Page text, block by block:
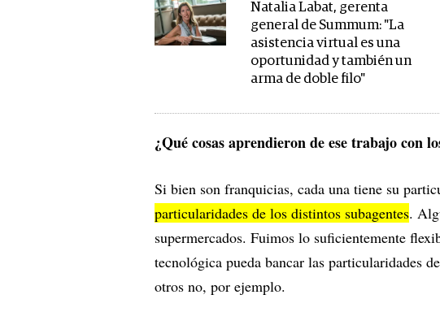
Natalia Labat, gerenta
general de Summum: "La
asistencia virtual es una
oportunidad y también un
arma de doble filo"
¿Qué cosas aprendieron de ese trabajo con
Si bien son franquicias, cada una tiene su
particularidades de los distintos subagentes.
supermercados. Fuimos lo suficientemente
tecnológica pueda bancar las particularidades
otros no, por ejemplo.